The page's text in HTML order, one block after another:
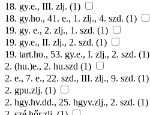
18. gy.e., III. zlj. (1)
18. gy.ho., 41. e., 1. zlj., 4. szd. (1)
19. gy. e., 2. zlj., 1. szd. (1)
19. gy.e., II. zlj., 2. szd. (1)
19. tart.ho., 53. gy.e., I. zlj., 2. szd. (1)
2. (hu.)e., 2. hu.szd (1)
2. e., 7. e., 22. szd., III. zlj., 9. szd. (1)
2. gpu.zlj. (1)
2. hgy.hv.dd., 25. hgyv.zlj., 2. szd. (1)